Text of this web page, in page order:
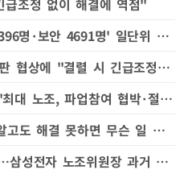
조정 없이 해결에 역점"
삼성전자, 총파업시 '안전 2396명·보안 4691명' 일단위 필수 근로인원 공지
삼성전자 주주단체, 노사 막판 협상에 "결렬 시 긴급조정 '파업전' 발동해야" 주장
삼성전자 非반도체 직원들 "최대 노조, 파업참여 협박·절차 무시" 노동부 진정
산업장관 "삼성 파업 영향 알고도 해결 못하면 무슨 일 하겠나"
"즐겁게 일하시던 분이 왜"…삼성전자 노조위원장 과거 영상 '재조명'